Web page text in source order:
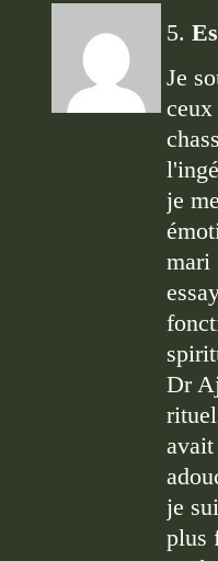
5.
Je
ceux
je
mari
Dr
je
plus